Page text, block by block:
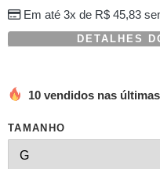
de
clientes
Em até 3x de R$45,83
DETALHES
10 vendidos nas
TAMANHO